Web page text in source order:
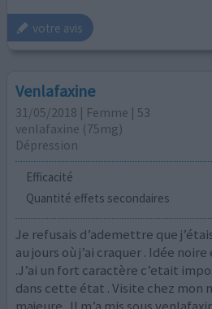
votre avis
Venlafaxine
31/05/2018 | Femme | 53
venlafaxine (75mg)
Dépression
Efficacité
Quantité effets secondaires
Je refusais d’ademettre que
au jours où j’ai craquer . Idée
.J’ai un fort caractère c’etait
dans cette état . Visite chez mon